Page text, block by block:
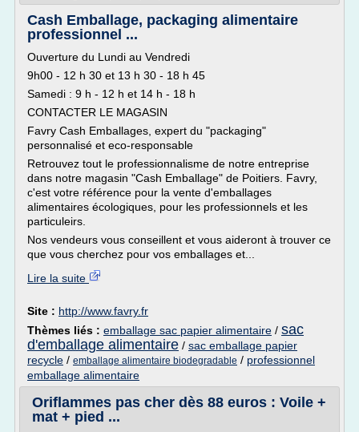
Cash Emballage, packaging alimentaire
professionnel ...
Ouverture du Lundi au Vendredi
9h00 - 12 h 30 et 13 h 30 - 18 h 45
Samedi : 9 h - 12 h et 14 h - 18 h
CONTACTER LE MAGASIN
Favry Cash Emballages, expert du "packaging"
personnalisé et eco-responsable
Retrouvez tout le professionnalisme de notre entreprise
dans notre magasin "Cash Emballage" de Poitiers. Favry,
c'est votre référence pour la vente d'emballages
alimentaires écologiques, pour les professionnels et les
particuleirs.
Nos vendeurs vous conseillent et vous aideront à trouver ce
que vous cherchez pour vos emballages et...
Lire la suite
Site : http://www.favry.fr
Thèmes liés : emballage sac papier alimentaire / sac
d'emballage alimentaire / sac emballage papier
recycle / emballage alimentaire biodegradable / professionnel
emballage alimentaire
Oriflammes pas cher dès 88 euros : Voile +
mat + pied ...